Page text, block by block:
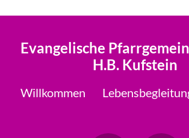
Evangelische
H.B. Kufstein
Willkommen